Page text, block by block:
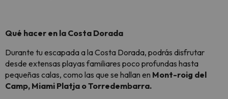
Qué hacer en la Costa Dorada
Durante tu escapada a la Costa Dorada, podrás disfrutar
desde extensas playas familiares poco profundas hasta
pequeñas calas, como las que se hallan en Mont-roig del
Camp, Miami Platja o Torredembarra.